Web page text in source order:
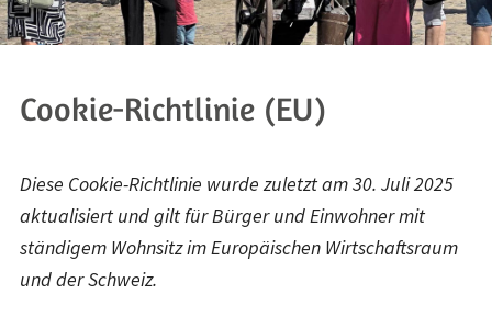
Cookie-Richtlinie (EU)
Diese Cookie-Richtlinie wurde zuletzt am 30. Juli 2025
aktualisiert und gilt für Bürger und Einwohner mit
ständigem Wohnsitz im Europäischen Wirtschaftsraum
und der Schweiz.